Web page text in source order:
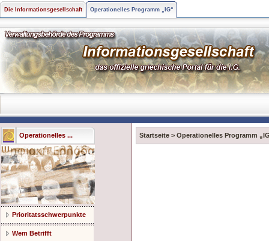
Die Informationsgesellschaft Operationelles Programm „IG“
Operationelles ...
Prioritatsschwerpunkte
Wem Betrifft
Startseite > Operationelles Programm